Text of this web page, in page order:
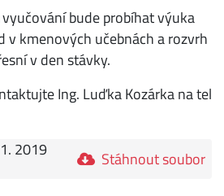
bude probíhat výuka
v kmenových učebnách a rozvrh
v den stávky.
Ing. Luďka Kozárka na tel
2019
Stáhnout soubor